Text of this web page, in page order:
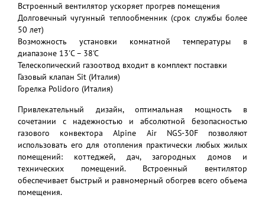
Встроенный вентилятор ускоряет прогрев помещения
Долговечный чугунный теплообменник (срок службы более
50 лет)
Возможность установки комнатной температуры в
диапазоне 13'C – 38'C
Телескопический газоотвод входит в комплект поставки
Газовый клапан Sit (Италия)
Горелка Polidoro (Италия)
Привлекательный дизайн, оптимальная мощность в
сочетании с надежностью и абсолютной безопасностью
газового конвектора Alpine Air NGS-30F позволяют
использовать его для отопления практически любых жилых
помещений: коттеджей, дач, загородных домов и
технических помещений. Встроенный вентилятор
обеспечивает быстрый и равномерный обогрев всего объема
помещения.